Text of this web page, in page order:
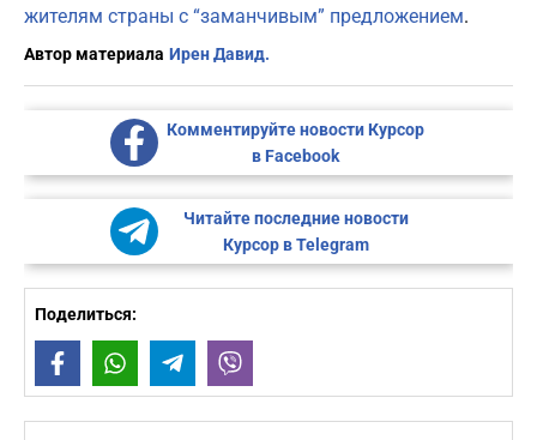
жителям страны с “заманчивым” предложением.
Автор материала Ирен Давид.
Комментируйте новости Курсор
в Facebook
Читайте последние новости
Курсор в Telegram
Поделиться:
FacebookWhatsAppTelegram